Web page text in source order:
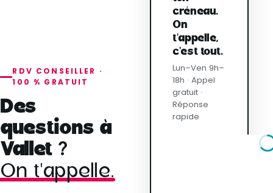
RDV CONSEILLER ·
100 % GRATUIT
Des
questions à
Vallet ?
On t'appelle.
créneau.
On
t'appelle,
c'est tout.
Lun–Ven 9h–
18h · Appel
gratuit ·
Réponse
rapide